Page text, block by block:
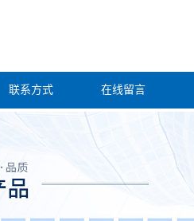
联系方式 在线留言